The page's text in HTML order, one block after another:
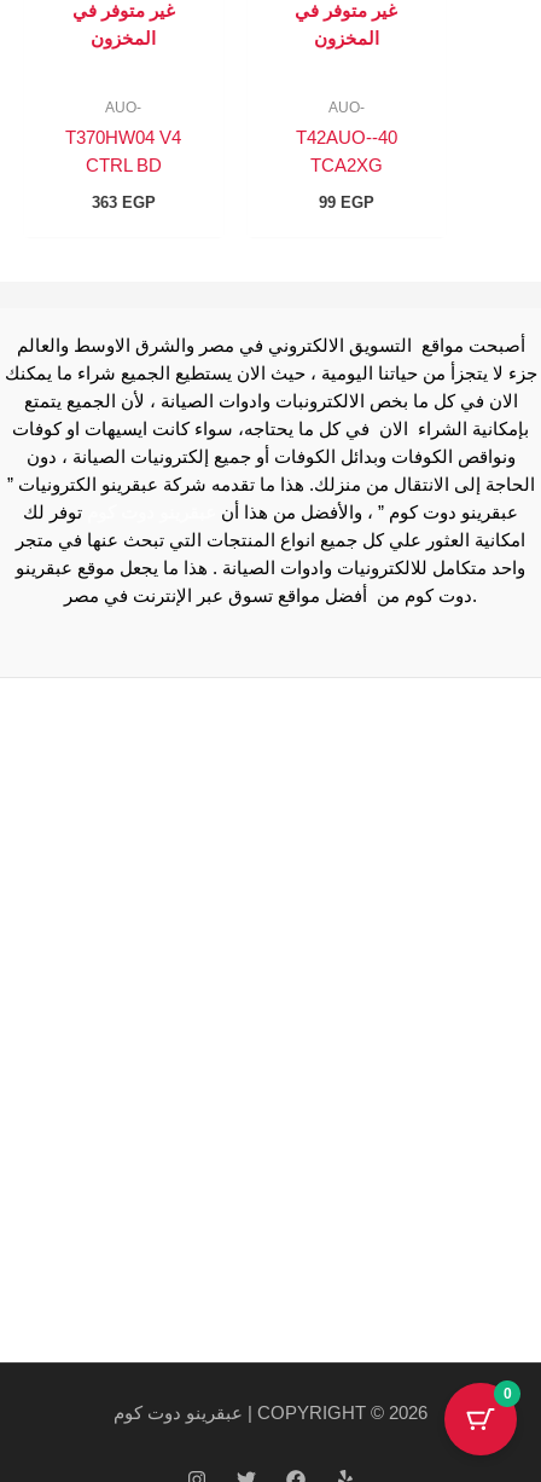
غير متوفر في
المخزون
-AUO
40-T42AUO-
TCA2XG
99 EGP
غير متوفر في
المخزون
-AUO
T370HW04 V4
CTRL BD
363 EGP
أصبحت مواقع التسويق الالكتروني في مصر والشرق الاوسط والعالم
جزء لا يتجزأ من حياتنا اليومية ، حيث الان يستطيع الجميع شراء ما يمكنك
الان في كل ما بخص الالكترونبات وادوات الصيانة ، لأن الجميع يتمتع
بإمكانية الشراء الان في كل ما يحتاجه، سواء كانت ايسيهات او كوفات
ونواقص الكوفات وبدائل الكوفات أو جميع إلكترونيات الصيانة ، دون
الحاجة إلى الانتقال من منزلك. هذا ما تقدمه شركة عبقرينو الكترونيات ”
عبقرينو دوت كوم ” ، والأفضل من هذا أن
توفر لك
امكانية العثور علي كل جميع انواع المنتجات التي تبحث عنها في متجر
واحد متكامل للالكترونيات وادوات الصيانة . هذا ما يجعل موقع عبقرينو
دوت كوم من أفضل مواقع تسوق عبر الإنترنت في مصر.
COPYRIGHT © 2026 | عبقرينو دوت كوم
0